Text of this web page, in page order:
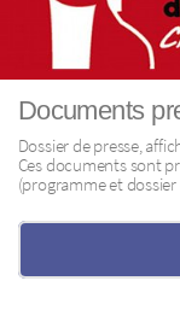
Documents
Dossier de presse,
Ces documents sont
(programme et dossier